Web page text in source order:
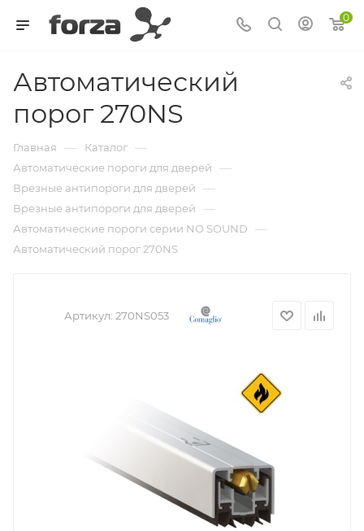
0
Автоматический
порог 270NS
Главная — Каталог —
Автоматические пороги для дверей —
Врезные антипороги для дверей —
Врезные антипороги для дверей —
Автоматические пороги серии NO SOUND —
Автоматический порог 270NS
Артикул: 270NS053